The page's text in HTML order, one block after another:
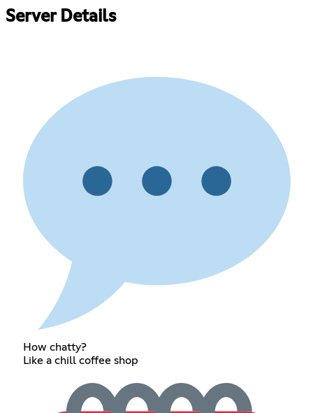
Server Details
How chatty?
Like a chill coffee shop